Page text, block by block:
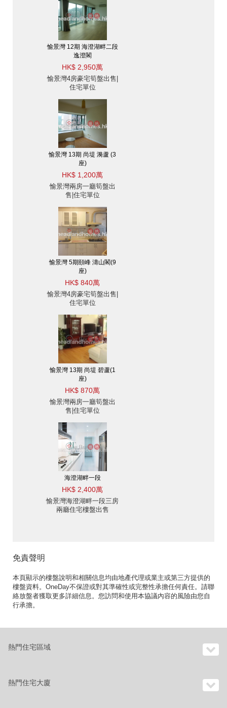
愉景灣 12期 海澄湖畔二段
逸澄閣
HK$ 2,950萬
愉景灣4房豪宅筍盤出售|
住宅單位
愉景灣 13期 尚堤 漪蘆 (3
座)
HK$ 1,200萬
愉景灣兩房一廳筍盤出
售|住宅單位
愉景灣 5期頤峰 濤山閣(9
座)
HK$ 840萬
愉景灣4房豪宅筍盤出售|
住宅單位
愉景灣 13期 尚堤 碧蘆(1
座)
HK$ 870萬
愉景灣兩房一廳筍盤出
售|住宅單位
海澄湖畔一段
HK$ 2,400萬
愉景灣海澄湖畔一段三房
兩廳住宅樓盤出售
免責聲明
本頁顯示的樓盤說明和相關信息均由地產代理或業主或第三方提供的
樓盤資料。OneDay不保證或對其準確性或完整性承擔任何責任。請聯
絡放盤者獲取更多詳細信息。您訪問和使用本協議內容的風險由您自
行承擔。
熱門住宅區域
熱門住宅大廈